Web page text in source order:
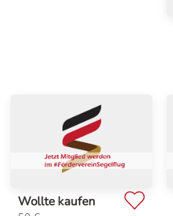
Wollte kaufen